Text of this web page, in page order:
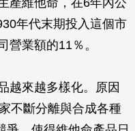
產維他命，在6年內公
年代末期投入這個市
營業額的11％。
越來越多樣化。原因
不斷分離與合成各種